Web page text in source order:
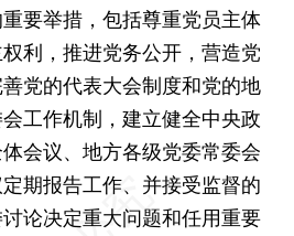
要举措，包括尊重党员主体
利，推进党务公开，营造党
党的代表大会制度和党的地
工作机制，建立健全中央政
会议、地方各级党委常委会
期报告工作、并接受监督的
论决定重大问题和任用重要